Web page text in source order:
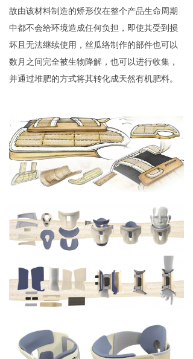
故由该材料制造的矫形仪在整个产品生命周期
中都不会给环境造成任何负担，即使其受到损
坏且无法继续使用，丝瓜络制作的部件也可以
数月之间完全被生物降解，也可以进行收集，
并通过堆肥的方式将其转化成天然有机肥料。